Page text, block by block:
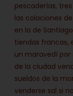
pescaderías,
las colaciones
en la de
tiendas francas,
un maravedí
de la ciudad
sueldos de la
venderse sal si